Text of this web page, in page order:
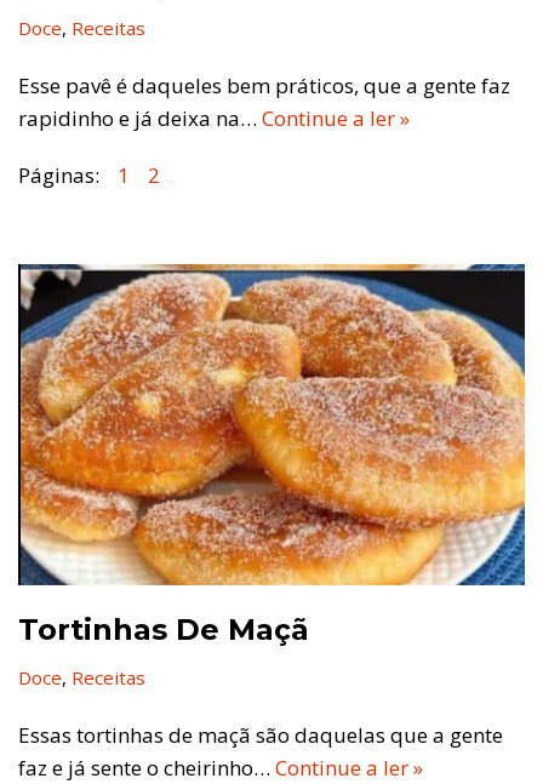
Doce, Receitas
Esse pavê é daqueles bem práticos, que a gente faz
rapidinho e já deixa na… Continue a ler »
Páginas: 1 2
Tortinhas De Maçã
Doce, Receitas
Essas tortinhas de maçã são daquelas que a gente
faz e já sente o cheirinho… Continue a ler »